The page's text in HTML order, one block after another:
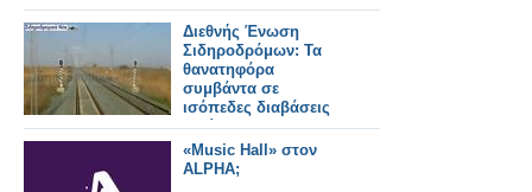
Διεθνής Ένωση
Σιδηροδρόμων: Τα
θανατηφόρα
συμβάντα σε
ισόπεδες διαβάσεις
αγγίζουν το 33% –
Στους πεζούς το
ποσοστό
«Music Hall» στον
ALPHA;